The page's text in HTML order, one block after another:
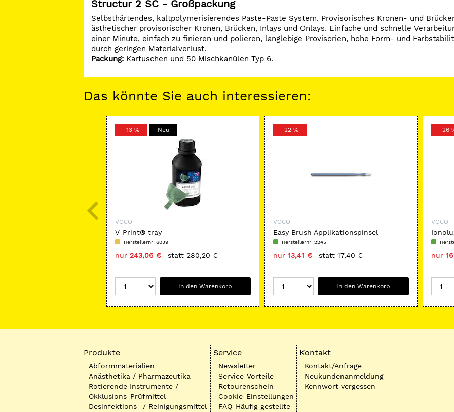
Structur 2 SC - Großpackung
Selbsthärtendes, kaltpolymerisierendes Paste-Paste System. Provisorisches Kronen- und
ästhetischer provisorischer Kronen, Brücken, Inlays und Onlays. Einfache und schnelle
einer Minute, einfach zu finieren und polieren, langlebige Provisorien, hohe Form- und
durch geringen Materialverlust.
Packung: Kartuschen und 50 Mischkanülen Typ 6.
Das könnte Sie auch interessieren:
-13 % Neu
VOCO
V-Print® tray
Herstellernr: 6039
nur 243,06 € statt 280,20 €
In den Warenkorb
-22 %
VOCO
Easy Brush Applikationspinsel
Herstellernr: 2245
nur 13,41 € statt 17,40 €
In den Warenkorb
-26
VOCO
nur
Produkte
Abformmaterialien
Anästhetika / Pharmazeutika
Rotierende Instrumente /
Okklusions-Prüfmittel
Desinfektions- / Reinigungsmittel
Service
Newsletter
Service-Vorteile
Retourenschein
Cookie-Einstellungen
FAQ-Häufig gestellte
Kontakt
Kontakt/Anfrage
Neukundenanmeldung
Kennwort vergessen